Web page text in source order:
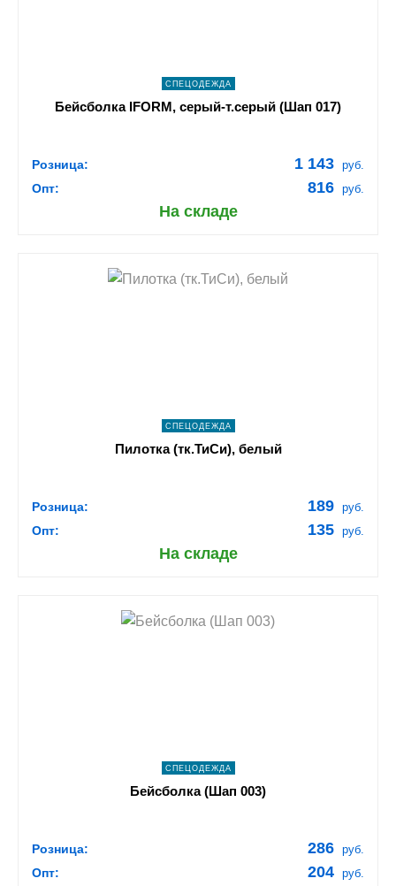
СПЕЦОДЕЖДА
Бейсболка IFORM, серый-т.серый (Шап 017)
Розница: 1 143 руб.
Опт: 816 руб.
На складе
shopping_cart В КОРЗИНУ
СПЕЦОДЕЖДА
Пилотка (тк.ТиСи), белый
Розница: 189 руб.
Опт: 135 руб.
На складе
shopping_cart В КОРЗИНУ
СПЕЦОДЕЖДА
Бейсболка (Шап 003)
Розница: 286 руб.
Опт: 204 руб.